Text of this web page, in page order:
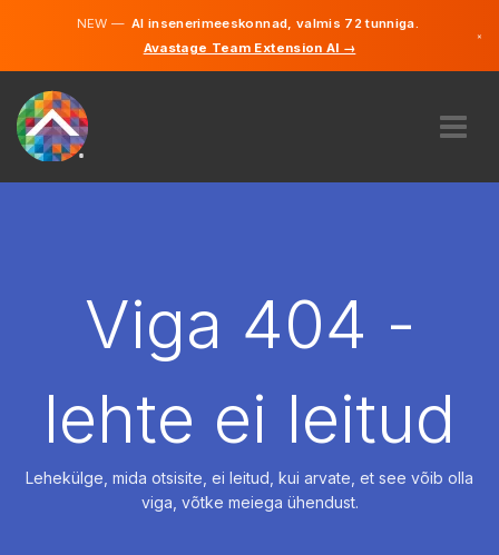
NEW —AI insenerimeeskonnad, valmis 72 tunniga.
Avastage Team Extension AI →
×
PALKAMAViga 404 -
lehte ei leitud
Lehekülge, mida otsisite, ei leitud, kui arvate, et see võib olla
viga, võtke meiega ühendust.